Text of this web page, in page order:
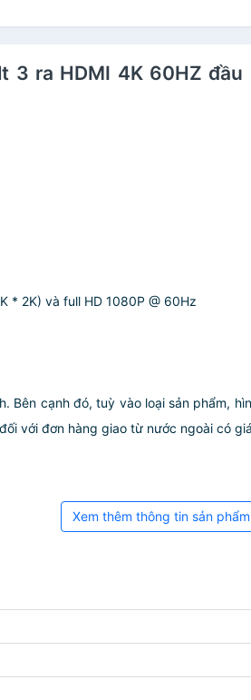
3 ra HDMI 4K 60HZ
* 2K) và full HD 1080P @ 60Hz
Bên cạnh đó, tuỳ vào loại sản phẩm,
với đơn hàng giao từ nước ngoài có
Xem thêm thông tin sản phẩm